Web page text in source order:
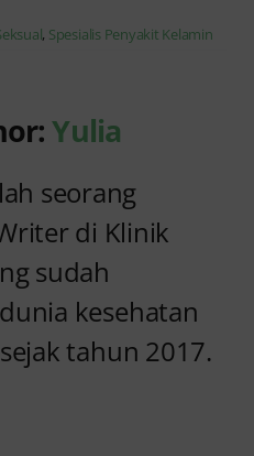
, Spesialis Penyakit Kelamin
Yulia
seorang
di Klinik
sudah
kesehatan
tahun 2017.